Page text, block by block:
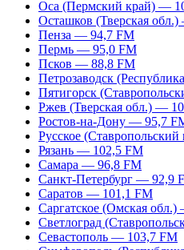
Оса (Пермский край) —
Осташков (Тверская
Пенза — 94,7 FM
Пермь — 95,0 FM
Псков — 88,8 FM
Петрозаводск
Пятигорск
Ржев (Тверская обл.) —
Ростов-на-Дону — 95,7
Русское
Рязань — 102,5 FM
Самара — 96,8 FM
Санкт-Петербург — 92,9
Саратов — 101,1 FM
Саргатское (Омская
Светлоград
Севастополь — 103,7 FM